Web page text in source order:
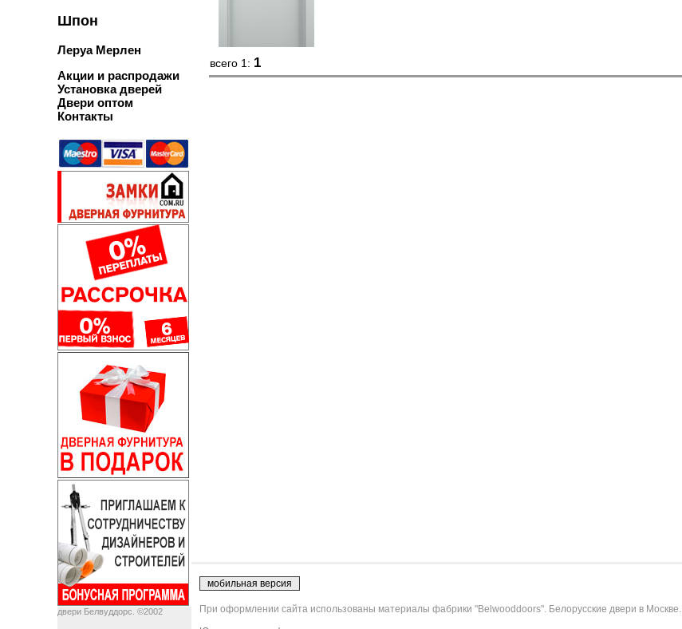
Шпон
Леруа Мерлен
Акции и распродажи
Установка дверей
Двери оптом
Контакты
двери Белвуддорс. ©2002
всего 1: 1
При оформлении сайта использованы материалы фабрики "Belwooddoors". Белорусские двери в Москве.